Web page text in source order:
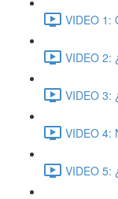
VIDEO 1:
VIDEO 2:
VIDEO 3:
VIDEO 4:
VIDEO 5: